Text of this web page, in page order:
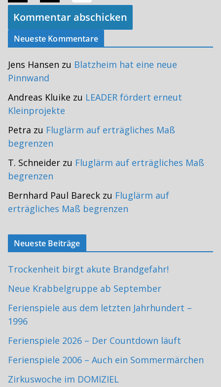
Neueste Kommentare
Jens Hansen zu Blatzheim hat eine neue
Pinnwand
Andreas Kluike zu LEADER fördert erneut
Kleinprojekte
Petra zu Fluglärm auf erträgliches Maß
begrenzen
T. Schneider zu Fluglärm auf erträgliches Maß
begrenzen
Bernhard Paul Bareck zu Fluglärm auf
erträgliches Maß begrenzen
Neueste Beiträge
Trockenheit birgt akute Brandgefahr!
Neue Krabbelgruppe ab September
Ferienspiele aus dem letzten Jahrhundert –
1996
Ferienspiele 2026 – Der Countdown läuft
Ferienspiele 2006 – Auch ein Sommermärchen
Zirkuswoche im DOMIZIEL